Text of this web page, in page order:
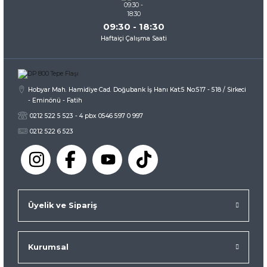
09:30 - 18:30
Haftaiçi Çalışma Saati
Hobyar Mah. Hamidiye Cad. Doğubank İş Hanı Kat:5 No:517 - 518 / Sirkeci
- Eminönü - Fatih
0212 522 5 523 - 4 pbx 0546 597 0 997
0212 522 6 523
Üyelik ve Sipariş
Kurumsal